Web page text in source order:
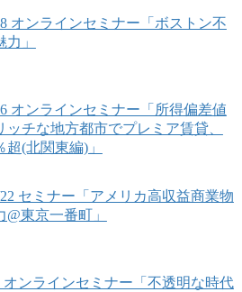
オンラインセミナー「ボストン不
」
オンラインセミナー「所得偏差値
ッチな地方都市でプレミア賃貸、
超(北関東編)」
22 セミナー「アメリカ高収益商業物
@東京一番町」
オンラインセミナー「不透明な時代